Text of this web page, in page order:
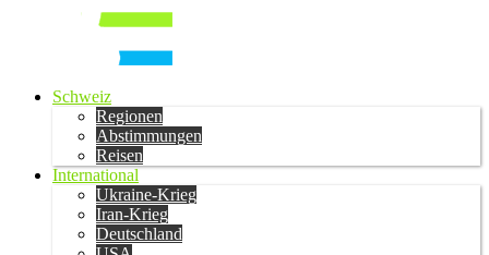
Schweiz
Regionen
Abstimmungen
Reisen
International
Ukraine-Krieg
Iran-Krieg
Deutschland